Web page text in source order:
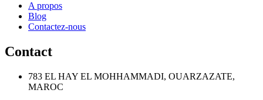
A propos
Blog
Contactez-nous
Contact
783 EL HAY EL MOHHAMMADI, OUARZAZATE,
MAROC